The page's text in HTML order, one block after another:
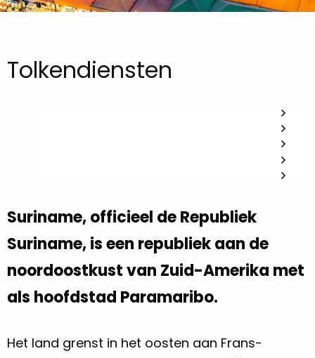
Tolkendiensten
Suriname, officieel de Republiek
Suriname, is een republiek aan de
noordoostkust van Zuid-Amerika met
als hoofdstad Paramaribo.
Het land grenst in het oosten aan Frans-